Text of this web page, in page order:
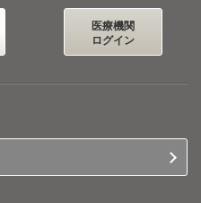
医療機関
ログイン